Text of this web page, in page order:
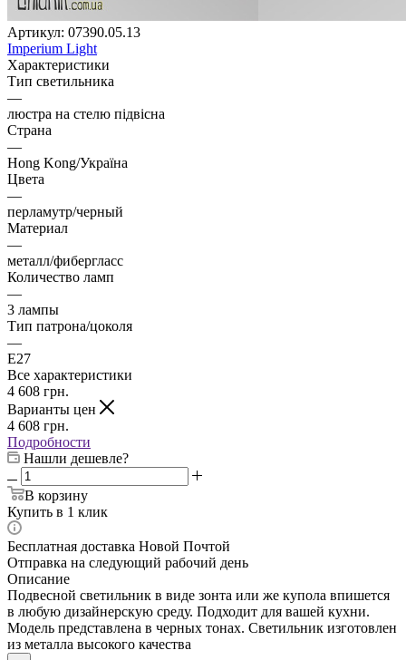
Артикул: 07390.05.13
Imperium Light
Характеристики
Тип светильника
—
люстра на стелю підвісна
Страна
—
Hong Kong/Україна
Цвета
—
перламутр/черный
Материал
—
металл/фибергласс
Количество ламп
—
3 лампы
Тип патрона/цоколя
—
E27
Все характеристики
4 608 грн.
Варианты цен
4 608 грн.
Подробности
Нашли дешевле?
В корзину
Купить в 1 клик
Бесплатная доставка Новой Почтой
Отправка на следующий рабочий день
Описание
Подвесной светильник в виде зонта или же купола впишется
в любую дизайнерскую среду. Подходит для вашей кухни.
Модель представлена в черных тонах. Светильник изготовлен
из металла высокого качества